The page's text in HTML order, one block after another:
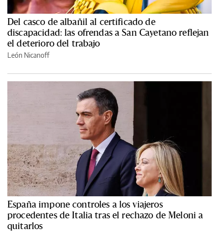
Del casco de albañil al certificado de
discapacidad: las ofrendas a San Cayetano reflejan
el deterioro del trabajo
León Nicanoff
España impone controles a los viajeros
procedentes de Italia tras el rechazo de Meloni a
quitarlos